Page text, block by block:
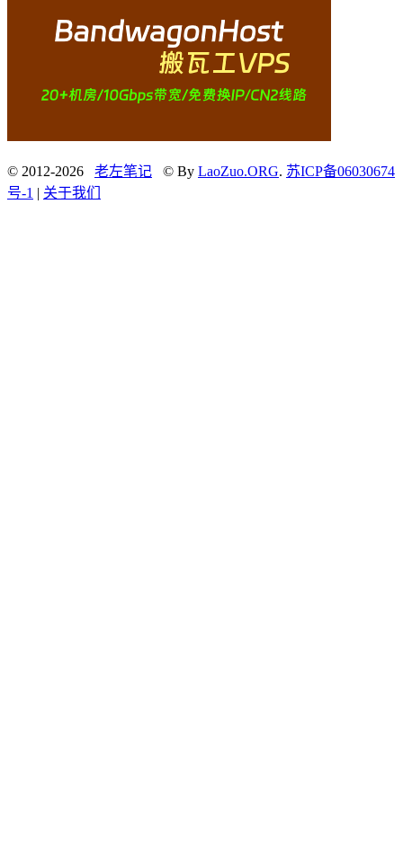
© 2012-2026 老左笔记 © By LaoZuo.ORG. 苏ICP备06030674
号-1 | 关于我们